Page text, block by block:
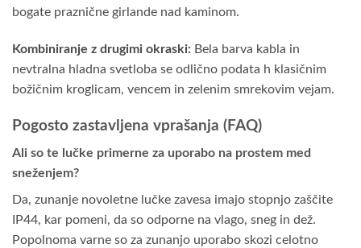
bogate praznične girlande nad kaminom.
Kombiniranje z drugimi okraski: Bela barva kabla in
nevtralna hladna svetloba se odlično podata h klasičnim
božičnim kroglicam, vencem in zelenim smrekovim vejam.
Pogosto zastavljena vprašanja (FAQ)
Ali so te lučke primerne za uporabo na prostem med
sneženjem?
Da, zunanje novoletne lučke zavesa imajo stopnjo zaščite
IP44, kar pomeni, da so odporne na vlago, sneg in dež.
Popolnoma varne so za zunanjo uporabo skozi celotno